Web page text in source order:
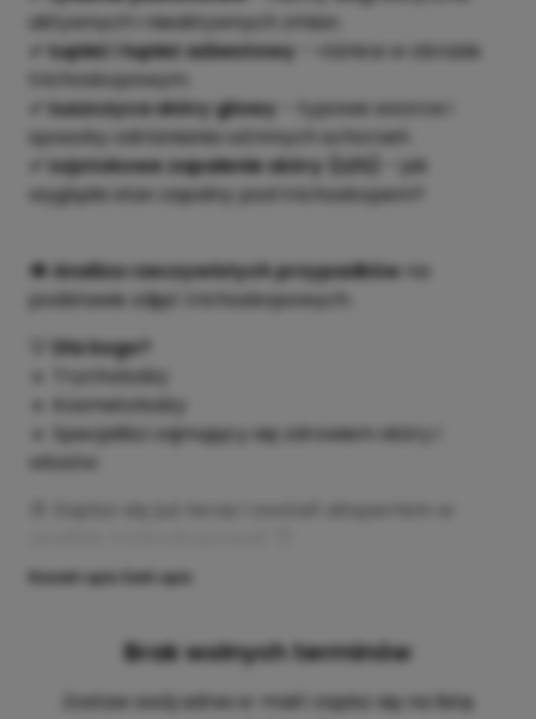
aktywnych i nieaktywnych zmian.
Łupież i łupież azbestowy – różnice w obrazie
trichoskopowym.
Łuszczyca skóry głowy – typowe wzorce i
sposoby odróżniania od innych schorzeń.
Łojotokowe zapalenie skóry (ŁZS)
– jak
wygląda stan zapalny pod trichoskopem?
👁 Analiza rzeczywistych przypadków na
podstawie zdjęć trichoskopowych.
Dla kogo?
🔹 Trycholodzy
🔹 Kosmetolodzy
🔹 Specjaliści zajmujący się zdrowiem skóry i
włosów
Rozwiń opis Zwiń opis
Brak wolnych terminów
Zostaw swój adres e-mail i zapisz się na listę